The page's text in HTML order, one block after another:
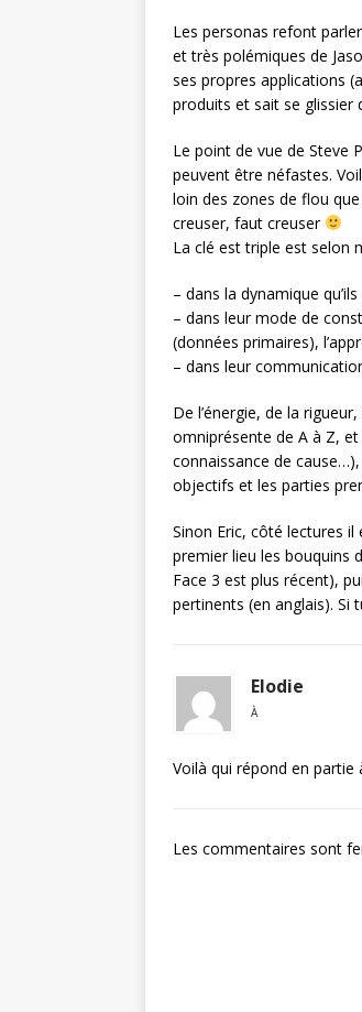
Les personas refont
et très polémiques de
ses propres applications
produits et sait se glissier
Le point de vue de Steve
peuvent être néfastes.
loin des zones de flou
creuser, faut creuser
La clé est triple est selon
– dans la dynamique
– dans leur mode de
(données primaires),
– dans leur
De l’énergie, de la
omniprésente de A à Z,
connaissance de
objectifs et les parties
Sinon Eric, côté lectures
premier lieu les bouquins
Face 3 est plus récent),
pertinents (en anglais). Si
Elodie
À
Voilà qui répond en
Les commentaires sont